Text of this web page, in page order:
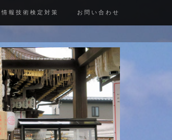
情報技術検定対策 お問い合わせ